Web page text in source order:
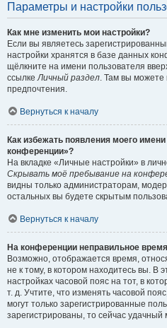
Параметры и настройки
Как мне изменить мои настройки?
Если вы являетесь
настройки хранятся в базе данных
щёлкните на имени пользователя
ссылкеЛичный раздел. Там вы можете
предпочтения.
Вернуться к началу
Как избежать появления моего
конференции»?
На вкладке «Личные настройки» в
Скрывать моё пребывание на
видны только администраторам,
остальных вы будете скрытым
Вернуться к началу
На конференции неправильное
Возможно, отображается время,
не к тому, в котором находитесь вы. В
настройках часовой пояс на тот, в
т. д. Учтите, что изменять часовой
могут только зарегистрированные
зарегистрированы, то сейчас удачный